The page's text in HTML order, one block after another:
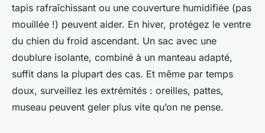
tapis rafraîchissant ou une couverture humidifiée (pas
mouillée !) peuvent aider. En hiver, protégez le ventre
du chien du froid ascendant. Un sac avec une
doublure isolante, combiné à un manteau adapté,
suffit dans la plupart des cas. Et même par temps
doux, surveillez les extrémités : oreilles, pattes,
museau peuvent geler plus vite qu’on ne pense.